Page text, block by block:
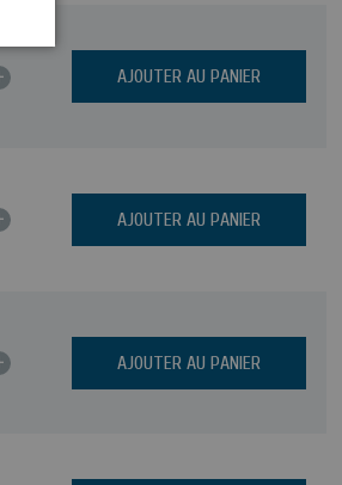
AJOUTER AU PANIER
AJOUTER AU PANIER
AJOUTER AU PANIER